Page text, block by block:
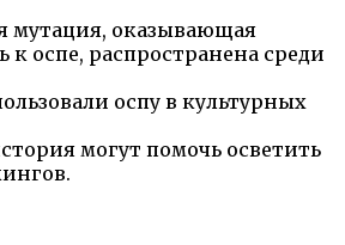
мутация, оказывающая
к оспе, распространена среди
оспу в культурных
могут помочь осветить